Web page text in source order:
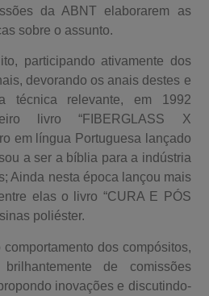
da ABNT elaborarem as
sobre o assunto.
participando ativamente dos
devorando os anais destes e
técnica relevante, em 1992
livro “FIBERGLASS X
em língua Portuguesa lançado
a ser a bíblia para a indústria
Ainda nesta época lançou mais
elas o livro “CURA E PÓS
poliéster.
dos compósitos,
de comissões
inovações e discutindo-